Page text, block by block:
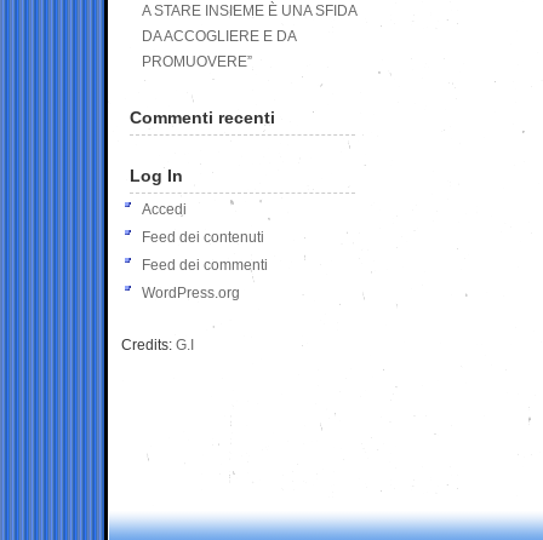
A STARE INSIEME È UNA SFIDA
DA ACCOGLIERE E DA
PROMUOVERE”
Commenti recenti
Log In
Accedi
Feed dei contenuti
Feed dei commenti
WordPress.org
Credits: G.I